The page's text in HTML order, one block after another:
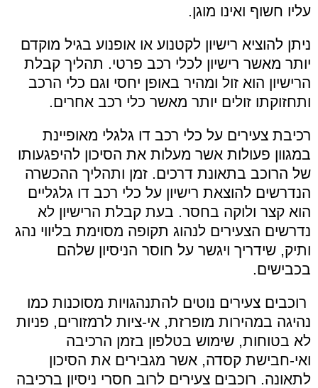
עליו חשוף ואינו מוגן.
ניתן להוציא רישיון לקטנוע או אופנוע בגיל מוקדם
יותר מאשר רישיון לכלי רכב פרטי. תהליך קבלת
הרישיון הוא זול ומהיר באופן יחסי וגם כלי הרכב
ותחזוקתו זולים יותר מאשר כלי רכב אחרים.
רכיבת צעירים על כלי רכב דו גלגלי מאופיינת
במגוון פעולות אשר מעלות את הסיכון להיפגעותו
של הרוכב בתאונת דרכים. זמן ותהליך ההכשרה
הנדרשים להוצאת רישיון על כלי רכב דו גלגליים
הוא קצר ולוקה בחסר. בעת קבלת הרישיון לא
נדרשים הצעירים לנהוג תקופה מסוימת בליווי נהג
ותיק, שידריך ויגשר על חוסר הניסיון שלהם
בכבישים.
רוכבים צעירים נוטים להתנהגויות מסוכנות כמו
נהיגה במהירות מופרזת, אי-ציות לרמזורים, פניות
לא בטוחות, שימוש בטלפון בזמן הרכיבה
ואי-חבישת קסדה, אשר מגבירים את הסיכון
לתאונה. רוכבים צעירים לרוב חסרי ניסיון ברכיבה